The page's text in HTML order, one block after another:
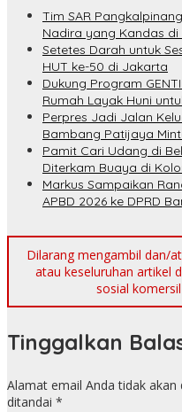
Tim SAR
Nadira yang Kandas di
Setetes Darah untuk
HUT ke-50 di Jakarta
Dukung Program
Rumah Layak Huni
Perpres Jadi Jalan
Bambang Patijaya
Pamit Cari Udang di
Diterkam Buaya di
Markus Sampaikan
APBD 2026 ke DPRD
Dilarang mengambil dan/
atau keseluruhan artikel
sosial
Tinggalkan
Alamat email Anda tidak akan
ditandai *